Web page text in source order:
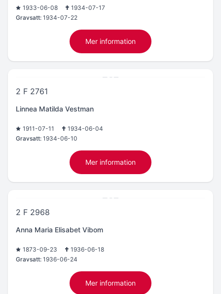
1933-06-08
1934-07-17
Gravsatt: 1934-07-22
Mer information
2 F 2761
Linnea Matilda Vestman
1911-07-11
1934-06-04
Gravsatt: 1934-06-10
Mer information
2 F 2968
Anna Maria Elisabet Vibom
1873-09-23
1936-06-18
Gravsatt: 1936-06-24
Mer information